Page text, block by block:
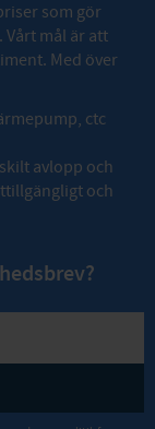
som gör
mål är att
Med över
ctc
avlopp och
och